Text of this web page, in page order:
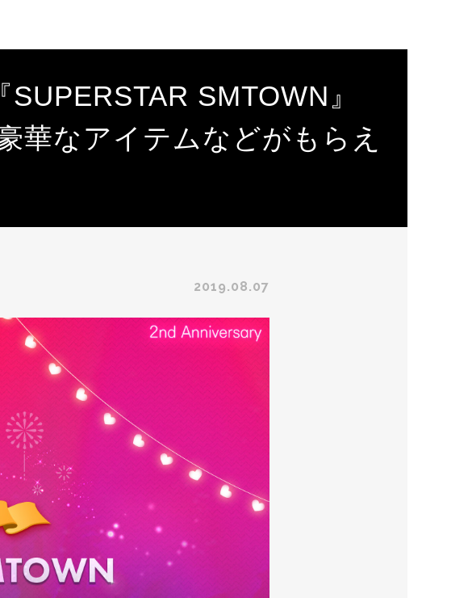
SMTOWN』
華なアイテムなどがもらえ
2019.08.07